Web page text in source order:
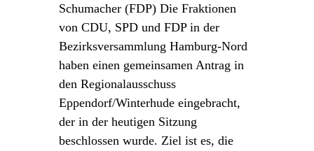
Schumacher (FDP) Die Fraktionen
von CDU, SPD und FDP in der
Bezirksversammlung Hamburg-Nord
haben einen gemeinsamen Antrag in
den Regionalausschuss
Eppendorf/Winterhude eingebracht,
der in der heutigen Sitzung
beschlossen wurde. Ziel ist es, die